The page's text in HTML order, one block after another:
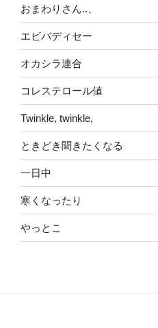
おまわりさん..、
エビバディセー
オカシラ連合
コレステロール値
Twinkle, twinkle,
ときどき聞きたくなる
一日中
寒くなったり
やっとこ